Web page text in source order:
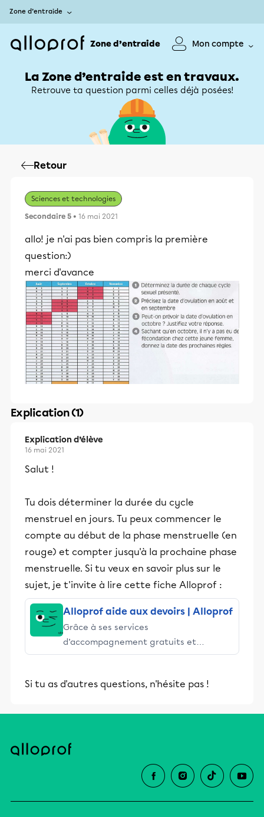
Zone d’entraide
Zone d’entraide Mon compte
La Zone d’entraide est en travaux.
Retrouve ta question parmi celles déjà posées!
Retour
Sciences et technologies
Secondaire 5 • 16 mai 2021
allo! je n'ai pas bien compris la première
question:)
merci d'avance
Explication (1)
Explication d’élève
16 mai 2021
Salut !
Tu dois déterminer la durée du cycle
menstruel en jours. Tu peux commencer le
compte au début de la phase menstruelle (en
rouge) et compter jusqu'à la prochaine phase
menstruelle. Si tu veux en savoir plus sur le
sujet, je t'invite à lire cette fiche Alloprof :
Alloprof aide aux devoirs | Alloprof
Grâce à ses services
d’accompagnement gratuits et
stimulants, Alloprof engage les élèves
éducative.
Si tu as d'autres questions, n'hésite pas !